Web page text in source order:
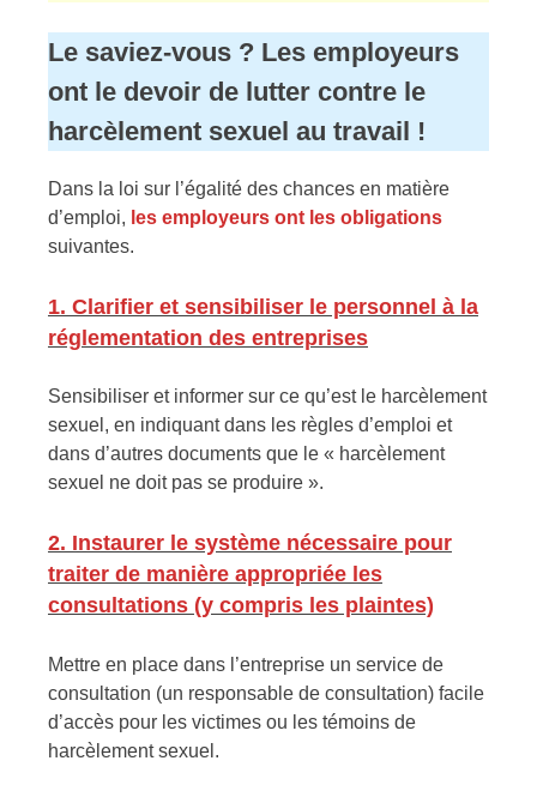
Le saviez-vous ? Les employeurs
ont le devoir de lutter contre le
harcèlement sexuel au travail !
Dans la loi sur l’égalité des chances en matière
d’emploi, les employeurs ont les obligations
suivantes.
1. Clarifier et sensibiliser le personnel à la
réglementation des entreprises
Sensibiliser et informer sur ce qu’est le harcèlement
sexuel, en indiquant dans les règles d’emploi et
dans d’autres documents que le « harcèlement
sexuel ne doit pas se produire ».
2. Instaurer le système nécessaire pour
traiter de manière appropriée les
consultations (y compris les plaintes)
Mettre en place dans l’entreprise un service de
consultation (un responsable de consultation) facile
d’accès pour les victimes ou les témoins de
harcèlement sexuel.